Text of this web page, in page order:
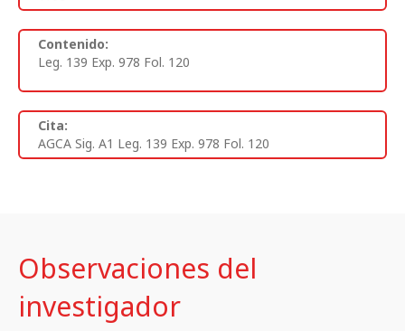
Contenido:
Leg. 139 Exp. 978 Fol. 120
Cita:
AGCA Sig. A1 Leg. 139 Exp. 978 Fol. 120
Observaciones del
investigador